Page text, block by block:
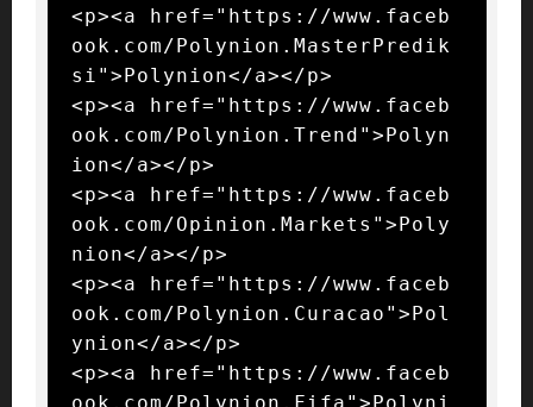
<p><a href="https://www.faceb
ook.com/Polynion.MasterPredik
si">Polynion</a></p>
<p><a href="https://www.faceb
ook.com/Polynion.Trend">Polyn
ion</a></p>
<p><a href="https://www.faceb
ook.com/Opinion.Markets">Poly
nion</a></p>
<p><a href="https://www.faceb
ook.com/Polynion.Curacao">Pol
ynion</a></p>
<p><a href="https://www.faceb